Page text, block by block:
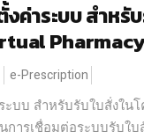
ค่าระบบ สำหรั
e-Prescription
บบ สำหรับรับใบสั่งในโ
นการเชื่อมต่อระบบรับใ